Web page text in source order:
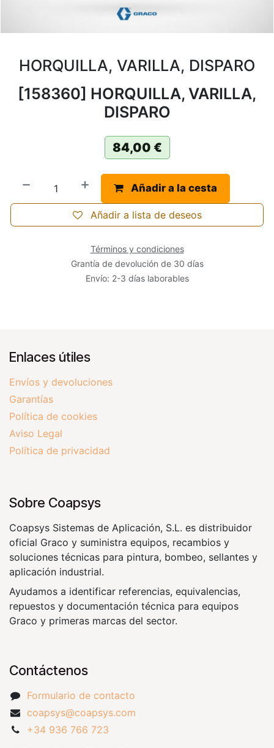
HORQUILLA, VARILLA, DISPARO
[158360] HORQUILLA, VARILLA,
DISPARO
84,00 €
Añadir a la cesta
Añadir a lista de deseos
Términos y condiciones
Grantía de devolución de 30 días
Envío: 2-3 días laborables
Enlaces útiles
Envíos y devoluciones
Garantías
Política de cookies
Aviso Legal
Política de privacidad
Sobre Coapsys
Coapsys Sistemas de Aplicación, S.L. es distribuidor
oficial Graco y suministra equipos, recambios y
soluciones técnicas para pintura, bombeo, sellantes y
aplicación industrial.
Ayudamos a identificar referencias, equivalencias,
repuestos y documentación técnica para equipos
Graco y primeras marcas del sector.
Contáctenos
Formulario de contacto
coapsys@coapsys.com
+34 936 766 723